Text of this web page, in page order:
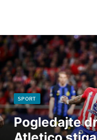
SPORT
Pogledajte